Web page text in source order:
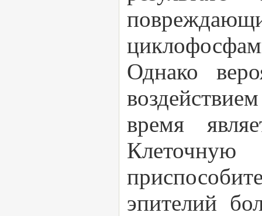
Однако
время
Клеточную
эпителий